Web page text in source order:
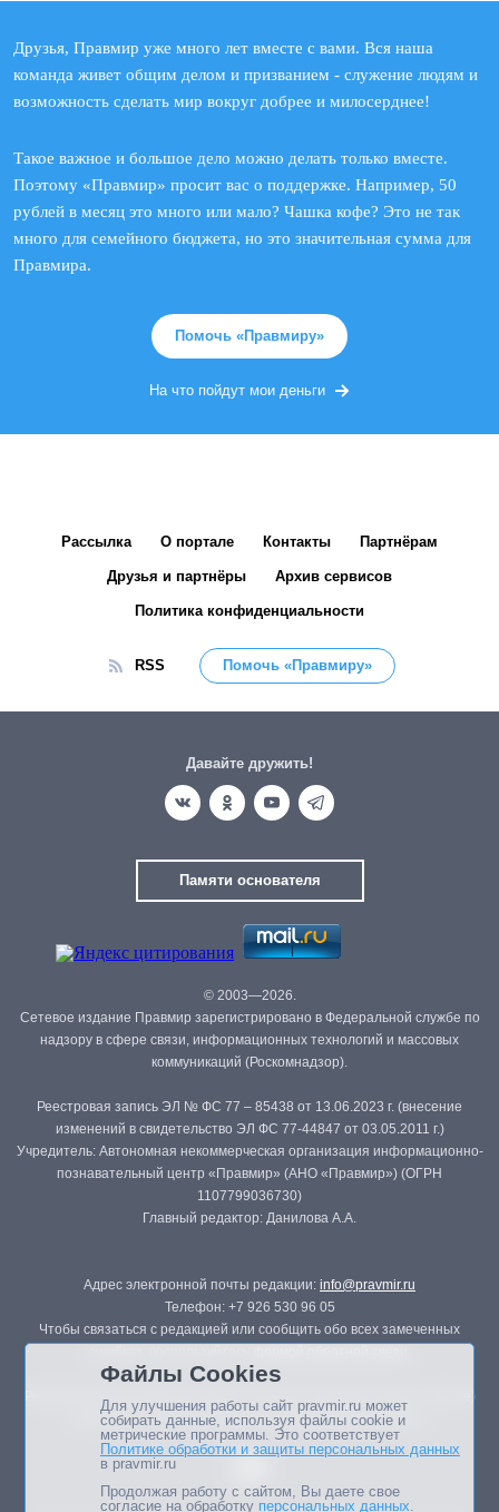
Друзья, Правмир уже много лет вместе с вами. Вся наша
команда живет общим делом и призванием - служение людям и
возможность сделать мир вокруг добрее и милосерднее!
Такое важное и большое дело можно делать только вместе.
Поэтому «Правмир» просит вас о поддержке. Например, 50
рублей в месяц это много или мало? Чашка кофе? Это не так
много для семейного бюджета, но это значительная сумма для
Правмира.
Помочь «Правмиру»
На что пойдут мои деньги
Рассылка О портале Контакты Партнёрам
Друзья и партнёры Архив сервисов
Политика конфиденциальности
RSS Помочь «Правмиру»
Давайте дружить!
Памяти основателя
© 2003—2026.
Сетевое издание Правмир зарегистрировано в Федеральной службе по
надзору в сфере связи, информационных технологий и массовых
коммуникаций (Роскомнадзор).
Реестровая запись ЭЛ № ФС 77 – 85438 от 13.06.2023 г. (внесение
изменений в свидетельство ЭЛ ФС 77-44847 от 03.05.2011 г.)
Учредитель: Автономная некоммерческая организация информационно-
познавательный центр «Правмир» (АНО «Правмир») (ОГРН
1107799036730)
Главный редактор: Данилова А.А.
Адрес электронной почты редакции: info@pravmir.ru
Телефон: +7 926 530 96 05
Чтобы связаться с редакцией или сообщить обо всех замеченных
Републикация материалов сайта в печатных изданиях (книгах, прессе)
возможна только с письменного разрешения редакции.
Файлы Cookies
Для улучшения работы сайт pravmir.ru может
собирать данные, используя файлы cookie и
метрические программы. Это соответствует
Политике обработки и защиты персональных данных
в pravmir.ru
Продолжая работу с сайтом, Вы даете свое
согласие на обработку персональных данных.